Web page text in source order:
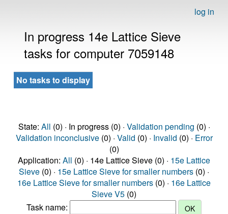
log in
In progress 14e Lattice Sieve
tasks for computer 7059148
No tasks to display
State: All (0) · In progress (0) · Validation pending (0) ·
Validation inconclusive(0) · Valid (0) · Invalid (0) · Error
(0)
Application: All (0) · 14e Lattice Sieve (0) · 15e Lattice
Sieve (0) · 15e Lattice Sieve for smaller numbers (0) ·
16e Lattice Sieve for smaller numbers (0) · 16e Lattice
Sieve V5 (0)
Task name: